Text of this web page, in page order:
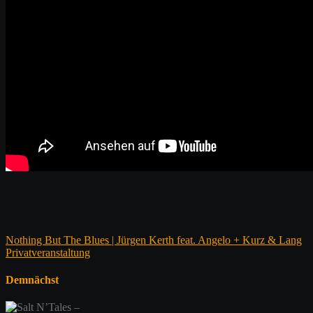
Beitragsnavigation
Nothing But The Blues | Jürgen Kerth feat. Angelo + Kurz & Lang
Privatveranstaltung
Demnächst